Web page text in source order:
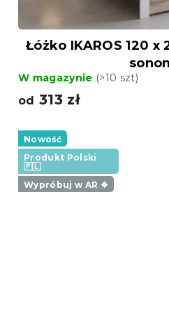
Łóżko IKAROS 120 x
W magazynie (>10 szt)
od 313 zł
Nowość
Produkt Polski
🇵🇱
Wypróbuj w AR ❖